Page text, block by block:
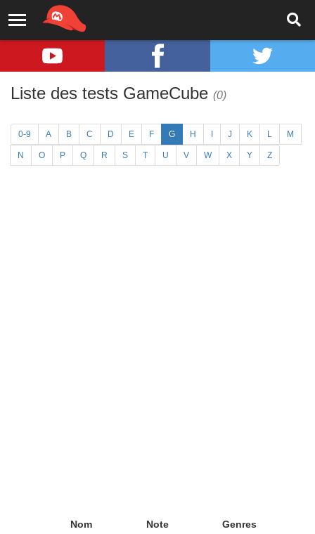
Liste des tests GameCube (0)
0-9 A B C D E F G H J K L M
N O P Q R S T U V W X Y Z
Nom Note Genres